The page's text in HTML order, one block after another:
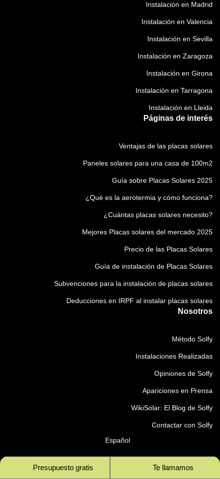
Presupuesto gratis Te llamamos
Instalación en Madrid
Instalación en Valencia
Instalación en Sevilla
Instalación en Zaragoza
Instalación en Girona
Instalación en Tarragona
Instalación en Lleida
Páginas de interés
Ventajas de las placas solares
Paneles solares para una casa de 100m2
Guía sobre Placas Solares 2025
¿Qué es la aerotermia y cómo funciona?
¿Cuántas placas solares necesito?
Mejores Placas solares del mercado 2025
Precio de las Placas Solares
Guía de instalación de Placas Solares
Subvenciones para la instalación de placas solares
Deducciones en IRPF al instalar placas solares
Nosotros
Método Solfy
Instalaciones Realizadas
Opiniones de Solfy
Apariciones en Prensa
WikiSolar: El Blog de Solfy
Contactar con Solfy
Español